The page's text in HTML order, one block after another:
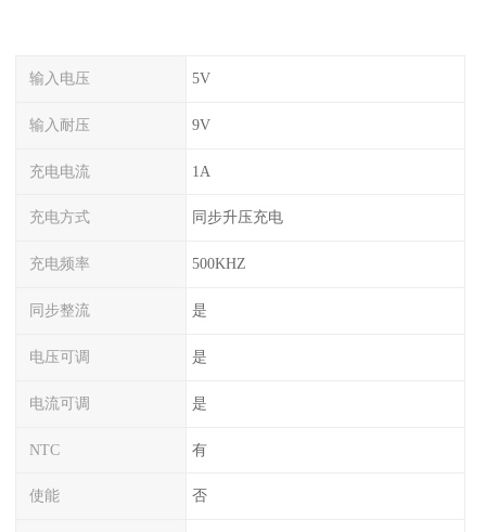
输入电压 5V
输入耐压 9V
充电电流 1A
充电方式 同步升压充电
充电频率 500KHZ
同步整流 是
电压可调 是
电流可调 是
NTC 有
使能 否